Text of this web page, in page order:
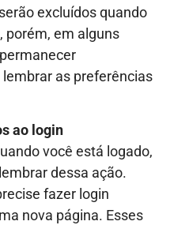
excluídos quando
porém, em alguns
as preferências
ao login
você está logado,
dessa ação.
fazer login
nova página. Esses